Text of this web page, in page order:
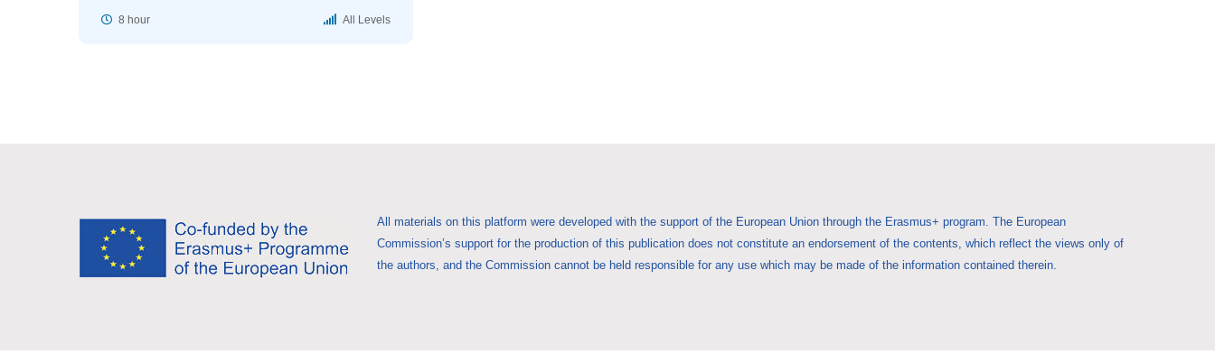
8 hour All Levels
All materials on this platform were developed with the support of the European Union through the Erasmus+ program. The European
Commission’s support for the production of this publication does not constitute an endorsement of the contents, which reflect the views only of
the authors, and the Commission cannot be held responsible for any use which may be made of the information contained therein.